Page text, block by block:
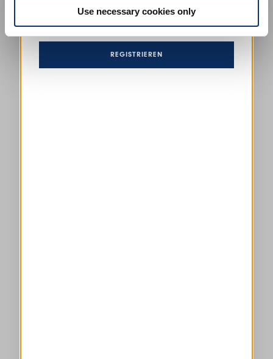
Use necessary cookies only
Ich genehmige die Verarbeitung meiner Daten Bedingungen
REGISTRIEREN